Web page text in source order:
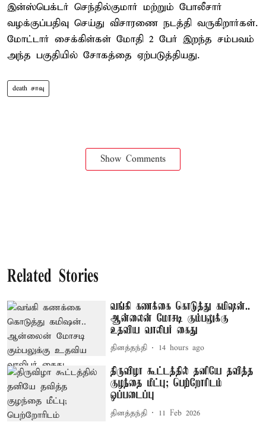
இன்ஸ்பெக்டர் செந்தில்குமார் மற்றும் போலீசார்
வழக்குப்பதிவு செய்து விசாரணை நடத்தி வருகிறார்கள்.
மோட்டார் சைக்கிள்கள் மோதி 2 பேர் இறந்த சம்பவம்
அந்த பகுதியில் சோகத்தை ஏற்படுத்தியது.
death சாவு
Show Comments
Related Stories
வங்கி கணக்கை கொடுத்து கமிஷன்..
ஆன்லைன் மோசடி கும்பலுக்கு
உதவிய வாலிபர் கைது
தினத்தந்தி 14 hours ago
திருவிழா கூட்டத்தில் தனியே தவித்த
குழந்தை மீட்பு; பெற்றோரிடம்
ஒப்படைப்பு
தினத்தந்தி 11 Feb 2026